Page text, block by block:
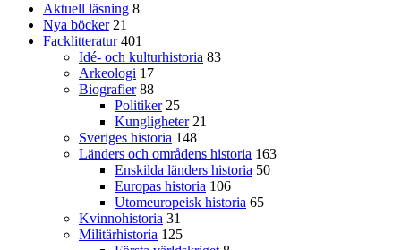
Aktuell läsning 8
Nya böcker 21
Facklitteratur 401
Idé- och kulturhistoria 83
Arkeologi 17
Biografier 88
Politiker 25
Kungligheter 21
Sveriges historia 148
Länders och områdens historia 163
Enskilda länders historia 50
Europas historia 106
Utomeuropeisk historia 65
Kvinnohistoria 31
Militärhistoria 125